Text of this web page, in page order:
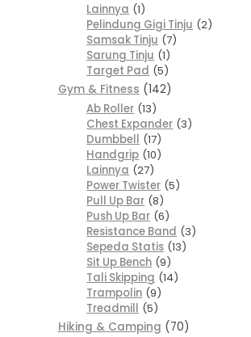
Lainnya 1
Pelindung Gigi Tinju 2
Samsak Tinju 7
Sarung Tinju 1
Target Pad 5
Gym & Fitness
142
Ab Roller 13
Chest Expander 3
Dumbbell 17
Handgrip 10
Lainnya 27
Power Twister 5
Pull Up Bar 8
Push Up Bar 6
Resistance Band 3
Sepeda Statis 13
Sit Up Bench 9
Tali Skipping 14
Trampolin 9
Treadmill 5
Hiking & Camping
70